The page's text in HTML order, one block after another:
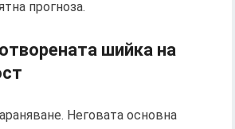
прогноза.
шийка на
Неговата основна